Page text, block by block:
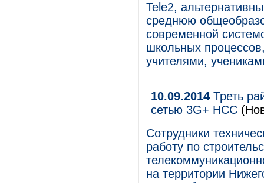
Tele2,
среднюю
современной
школьных
учителями,
10.09.2014 Треть
сетью 3G+ НСС
Сотрудники
работу по
на территории